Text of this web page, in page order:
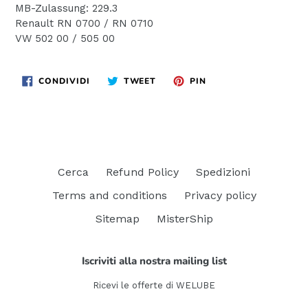
MB-Zulassung: 229.3
Renault RN 0700 / RN 0710
VW 502 00 / 505 00
CONDIVIDI CONDIVIDITWEET TWITTAPIN
Cerca Refund Policy
Spedizioni
Terms and conditions
Privacy policy
Sitemap
MisterShip
Iscriviti alla nostra mailing list
Ricevi le offerte di WELUBE